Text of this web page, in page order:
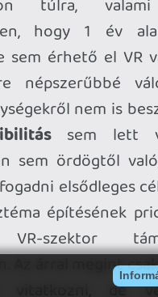
14:00:00
keretrendszer. Egy virtuális
ami a legfontosabb: nincsenek
tartalmakon túlnyúló applikációk.
szociális tér."
hogy a nem játékosok
fentiek megdobnák az
mint PS4-ről bármilyen
applikáció: ha lehetne, minden
a menüből, ami nem a
kapcsolódik), de miért őket
egy játékkonzol meglétét
kiegészítőnél? Aki rendelkezik
ahhoz vesz VR szettet, az több,